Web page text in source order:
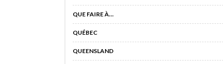
QUE FAIRE À…
QUÉBEC
QUEENSLAND